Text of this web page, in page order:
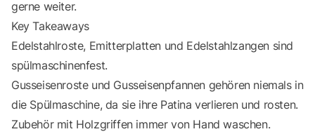
gerne weiter.
Key Takeaways
Edelstahlroste, Emitterplatten und Edelstahlzangen sind
spülmaschinenfest.
Gusseisenroste und Gusseisenpfannen gehören niemals in
die Spülmaschine, da sie ihre Patina verlieren und rosten.
Zubehör mit Holzgriffen immer von Hand waschen.